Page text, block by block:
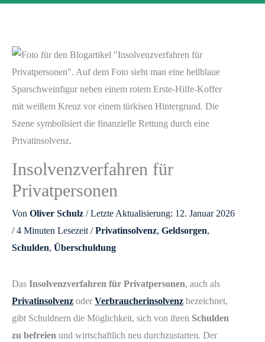
Insolvenzverfahren für
Privatpersonen
Von Oliver Schulz / Letzte Aktualisierung: 12. Januar 2026
/4 Minuten Lesezeit/Privatinsolvenz, Geldsorgen,
Schulden, Überschuldung
Das Insolvenzverfahren für Privatpersonen, auch als
Privatinsolvenz oder Verbraucherinsolvenz bezeichnet,
gibt Schuldnern die Möglichkeit, sich von ihren Schulden
zu befreien und wirtschaftlich neu durchzustarten. Der